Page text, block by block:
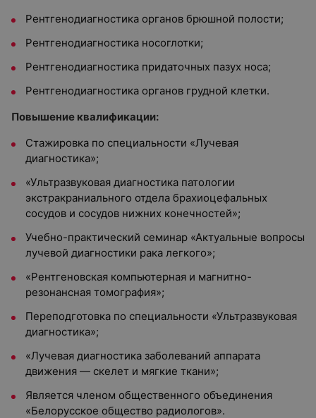
Рентгенодиагностика органов брюшной полости;
Рентгенодиагностика носоглотки;
Рентгенодиагностика придаточных пазух носа;
Рентгенодиагностика органов грудной клетки.
Повышение квалификации:
Стажировка по специальности «Лучевая
диагностика»;
«Ультразвуковая диагностика патологии
экстракраниального отдела брахиоцефальных
сосудов и сосудов нижних конечностей»;
Учебно-практический семинар «Актуальные вопросы
лучевой диагностики рака легкого»;
«Рентгеновская компьютерная и магнитно-
резонансная томография»;
Переподготовка по специальности «Ультразвуковая
диагностика»;
«Лучевая диагностика заболеваний аппарата
движения — скелет и мягкие ткани»;
Является членом общественного объединения
«Белорусское общество радиологов».